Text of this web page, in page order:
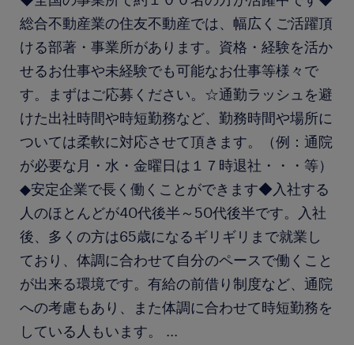
総合不動産業の住友不動産では、幅広くご活躍頂
ける部著・事業所があります。資格・経験を活か
せるお仕事や未経験でも可能なお仕事等様々で
す。まずはご応募ください。☆通勤ラッシュを避
けた出社時間や時短勤務など、勤務時間や場所に
ついては柔軟に対応させて頂きます。（例：通院
が必要な月・水・金曜日は１７時退社・・・等）
◆安定企業で長く働くことができます◆入社する
人のほとんどが40代後半～50代後半です。入社
後、多くの方は65歳になるギリギリまで就業し
ており、体調に合わせて自分のペースで働くこと
が出来る環境です。有給の前借り制度など、通院
への考慮もあり、また体調に合わせて時短勤務を
している人もいます。 ...